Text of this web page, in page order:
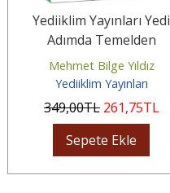
Yediiklim Yayınları Yedi
Adımda Temelden
Zirveye Problemler ve
Sayısal...
Mehmet Bilge Yıldız
Yediiklim Yayınları
349,00TL 261,75TL
Sepete Ekle